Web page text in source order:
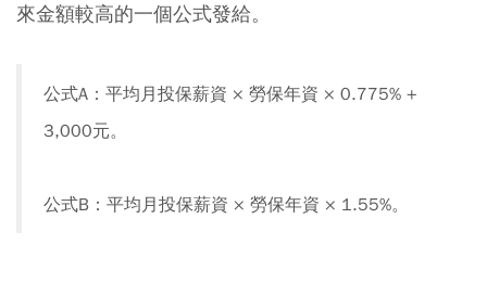
來金額較高的一個公式發給。
公式A：平均月投保薪資 × 勞保年資 × 0.775% +
3,000元。
公式B：平均月投保薪資 × 勞保年資 × 1.55%。